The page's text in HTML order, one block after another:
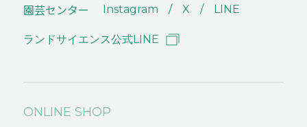
園芸センター Instagram X LINE
ランドサイエンス公式LINE
ONLINE SHOP